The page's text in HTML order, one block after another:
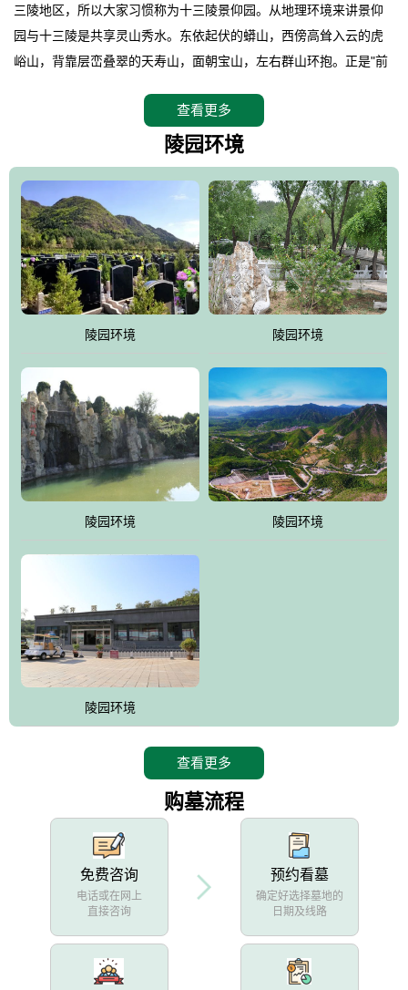
三陵地区，所以大家习惯称为十三陵景仰园。从地理环境来讲景仰
园与十三陵是共享灵山秀水。东依起伏的蟒山，西傍高耸入云的虎
峪山，背靠层峦叠翠的天寿山，面朝宝山，左右群山环抱。正是"前
座陵园地处天寿山的环抱之中，四周群山若封似闭，层峦叠翠，秋
天枫叶艳红欲滴，冬天银装素裹分外妖娆！南面隔山而望的正是著
赞叹："景仰园真乃浑然天成的人生后花园！"陵区内草木茂盛，灵气
盎然，既有山川大聚的龙脉气魄，又有藏风得水的宝密形局。十三
陵是世间稀有的地形宝地，也是我们让逝者回归自然的首选墓葬之
灵穴，安息之宝地。
查看更多
陵园环境
陵园环境 陵园环境
陵园环境 陵园环境
陵园环境
查看更多
购墓流程
免费咨询
电话或在网上
直接咨询
预约看墓
确定好选择墓地的
日期及线路